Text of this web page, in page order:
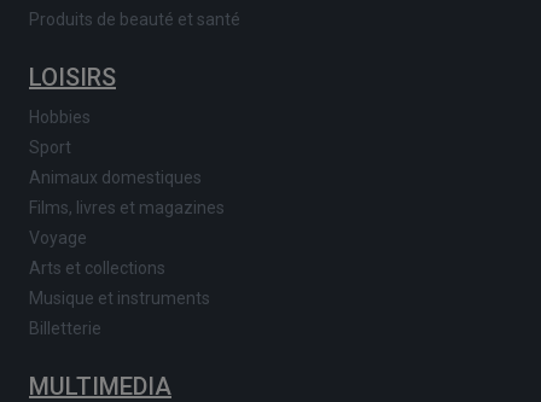
Produits de beauté et santé
LOISIRS
Hobbies
Sport
Animaux domestiques
Films, livres et magazines
Voyage
Arts et collections
Musique et instruments
Billetterie
MULTIMEDIA